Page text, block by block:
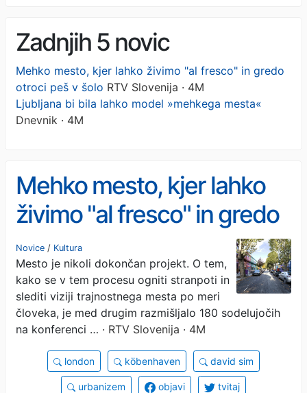
Zadnjih 5 novic
Mehko mesto, kjer lahko živimo "al fresco" in gredo
otroci peš v šolo RTV Slovenija · 4M
Ljubljana bi bila lahko model »mehkega mesta«
Dnevnik · 4M
Mehko mesto, kjer lahko
živimo "al fresco" in gredo
otroci peš v šolo
Novice / Kultura
Mesto je nikoli dokončan projekt. O tem,
kako se v tem procesu ogniti stranpoti in
slediti viziji trajnostnega mesta po meri
človeka, je med drugim razmišljalo 180 sodelujočih
na konferenci … · RTV Slovenija · 4M
london köbenhaven david sim
urbanizem objavi tvitaj